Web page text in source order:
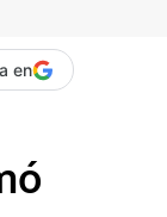
en